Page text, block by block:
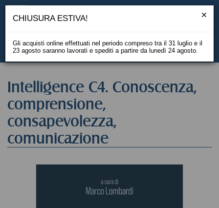
EN
Intelligence C4. Conoscenza,
comprensione,
consapevolezza,
comunicazione
CHIUSURA ESTIVA!
Gli acquisti online effettuati nel periodo compreso tra il 31 luglio e il
23 agosto saranno lavorati e spediti a partire da lunedì 24 agosto.